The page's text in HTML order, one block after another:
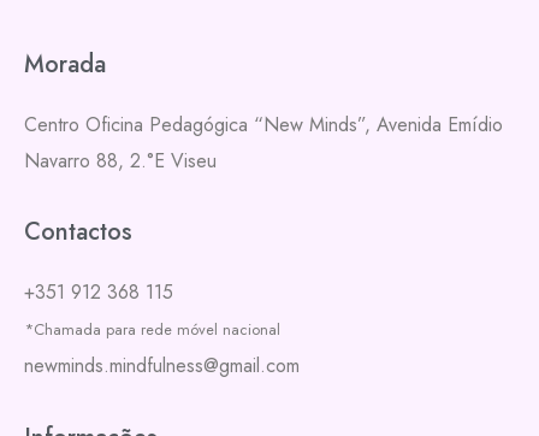
Morada
Centro Oficina Pedagógica “New Minds”, Avenida Emídio
Navarro 88, 2.°E Viseu
Contactos
+351 912 368 115
*Chamada para rede móvel nacional
newminds.mindfulness@gmail.com